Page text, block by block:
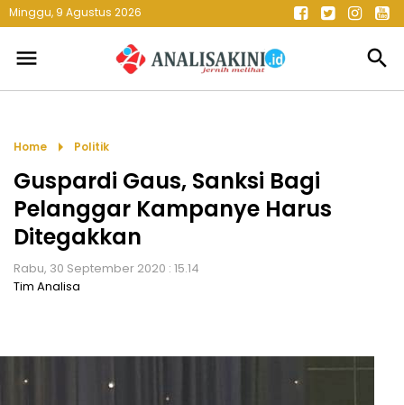
Minggu, 9 Agustus 2026
menu search
Home arrow_right Politik
Guspardi Gaus, Sanksi Bagi
Pelanggar Kampanye Harus
Ditegakkan
Rabu, 30 September 2020 : 15.14
Tim Analisa